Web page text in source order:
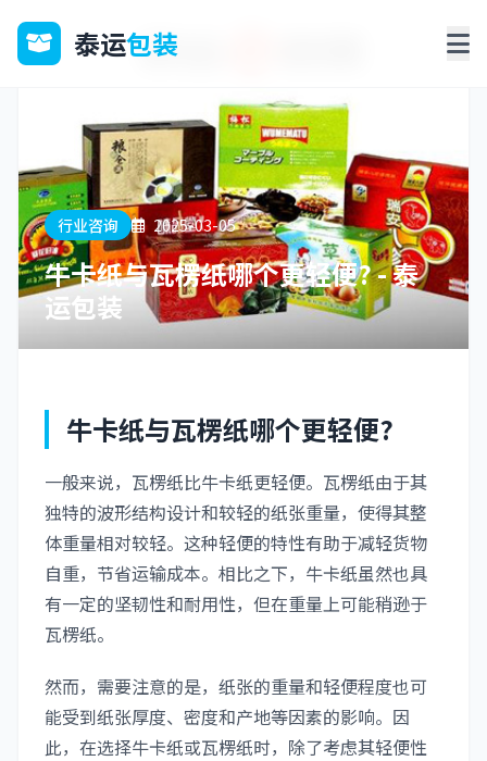
泰运包装
行业咨询 2025-03-05
牛卡纸与瓦楞纸哪个更轻便? - 泰
运包装
牛卡纸与瓦楞纸哪个更轻便?
一般来说，瓦楞纸比牛卡纸更轻便。瓦楞纸由于其
独特的波形结构设计和较轻的纸张重量，使得其整
体重量相对较轻。这种轻便的特性有助于减轻货物
自重，节省运输成本。相比之下，牛卡纸虽然也具
有一定的坚韧性和耐用性，但在重量上可能稍逊于
瓦楞纸。
然而，需要注意的是，纸张的重量和轻便程度也可
能受到纸张厚度、密度和产地等因素的影响。因
此，在选择牛卡纸或瓦楞纸时，除了考虑其轻便性